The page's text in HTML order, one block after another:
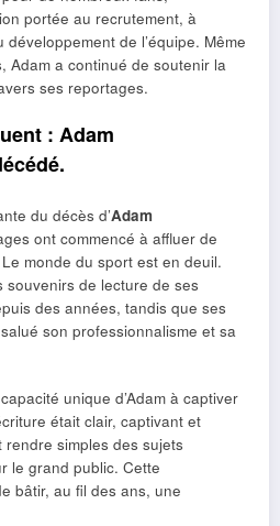
portée au recrutement, à
développement de l’équipe. Même
Adam a continué de soutenir la
ses reportages.
: Adam
du décès d’Adam
ont commencé à affluer de
monde du sport est en deuil.
de lecture de ses
des années, tandis que ses
son professionnalisme et sa
unique d’Adam à captiver
était clair, captivant et
simples des sujets
le grand public. Cette
bâtir, au fil des ans, une